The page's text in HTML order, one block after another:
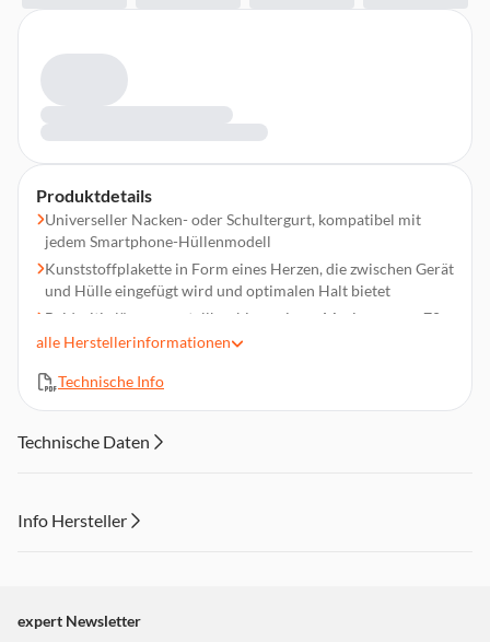
Produktdetails
Universeller Nacken- oder Schultergurt, kompatibel mit
jedem Smartphone-Hüllenmodell
Kunststoffplakette in Form eines Herzen, die zwischen Gerät
und Hülle eingefügt wird und optimalen Halt bietet
Beidseitig längenverstellbar bis zu einem Maximum von 70
Zentimetern
Farbe: Hellblau
alle Herstellerinformationen
Technische Info
Technische Daten
Info Hersteller
"Marketing".
expert Newsletter